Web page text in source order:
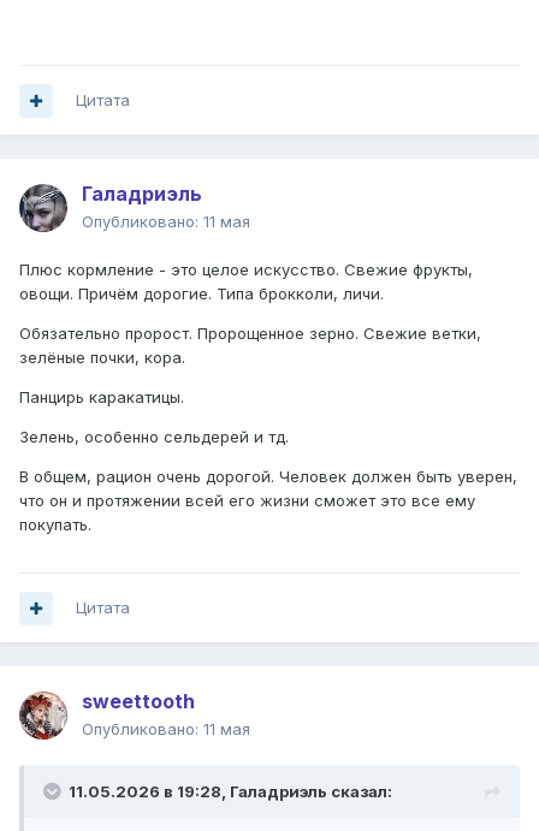
Цитата
Галадриэль
Опубликовано: 11 мая
Плюс кормление - это целое искусство. Свежие фрукты,
овощи. Причём дорогие. Типа брокколи, личи.
Обязательно пророст. Пророщенное зерно. Свежие ветки,
зелёные почки, кора.
Панцирь каракатицы.
Зелень, особенно сельдерей и тд.
В общем, рацион очень дорогой. Человек должен быть уверен,
что он и протяжении всей его жизни сможет это все ему
покупать.
Цитата
sweettooth
Опубликовано: 11 мая
11.05.2026 в 19:28, Галадриэль сказал: